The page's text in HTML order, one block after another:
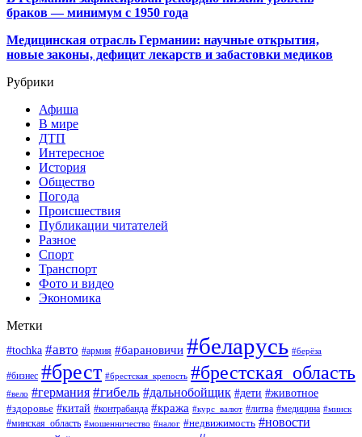
браков — минимум с 1950 года
Медицинская отрасль Германии: научные открытия,
новые законы, дефицит лекарств и забастовки медиков
Рубрики
Афиша
В мире
ДТП
Интересное
История
Общество
Погода
Происшествия
Публикации читателей
Разное
Спорт
Транспорт
Фото и видео
Экономика
Метки
#tochka #авто #армия #барановичи #беларусь #берёза
#бизнес #брест #брестская_крепость #брестская_область
#вело #германия #гибель #дальнобойщик #дети #животное
#здоровье #китай #контрабанда #кража #курс_валют #литва #медицина #минск
#минская_область #мошенничество #налог #недвижимость #новости